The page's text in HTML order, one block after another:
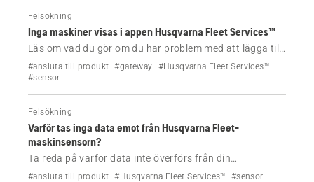
Felsökning
Inga maskiner visas i appen Husqvarna Fleet Services™
Läs om vad du gör om du har problem med att lägga till
eller visa konfigurerade Husqvarna Fleet-
maskinsensorer i appen Husqvarna Fleet Services™.
#ansluta till produkt #gateway
#Husqvarna Fleet Services™
#sensor
Felsökning
Varför tas inga data emot från Husqvarna Fleet-
maskinsensorn?
Ta reda på varför data inte överförs från din
Husqvarna-maskinsensor.
#ansluta till produkt #Husqvarna Fleet Services™ #sensor